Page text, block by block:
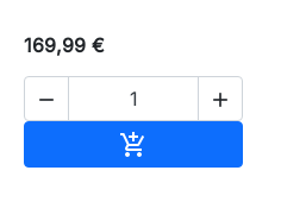
169,99 €
 
